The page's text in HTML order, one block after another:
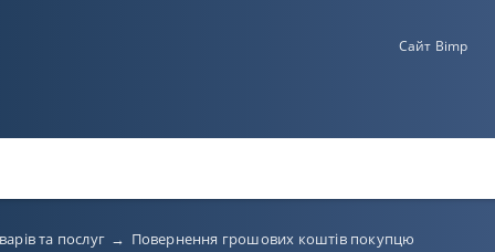
Сайт Bimp
та послуг → Повернення грошових коштів покупцю